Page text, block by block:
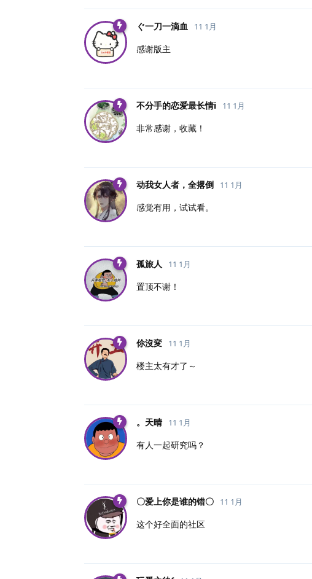
ぐ一刀一滴血 11 1月
感谢版主
不分手的恋爱最长情i 11 1月
非常感谢，收藏！
动我女人者，全撂倒 11 1月
感觉有用，试试看。
孤旅人 11 1月
置顶不谢！
伱沒変 11 1月
楼主太有才了～
。天晴 11 1月
有人一起研究吗？
〇爱上你是谁的错〇 11 1月
这个好全面的社区